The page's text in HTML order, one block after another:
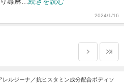
2024/1/16
ルジーナ／抗ヒスタミン成分配合ボディソ